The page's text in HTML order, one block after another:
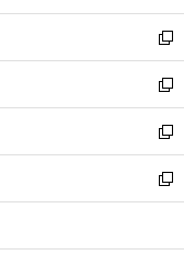
開
く
ウ
で
開
く
ン
ド
ウ
で
開
く
ウ
ィ
ン
ド
ウ
で
開
く
し
い
ウ
ィ
ン
ド
ウ
で
開
新
し
い
ウ
ィ
ン
ド
ウ
開
新
し
い
ウ
ィ
ン
ウ
新
し
い
ウ
ン
新
し